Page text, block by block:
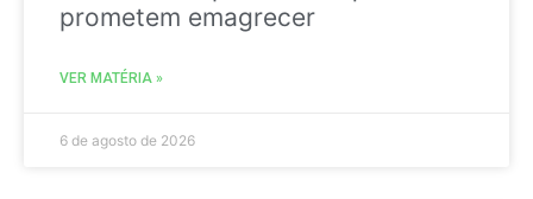
prometem emagrecer
VER MATÉRIA »
6 de agosto de 2026